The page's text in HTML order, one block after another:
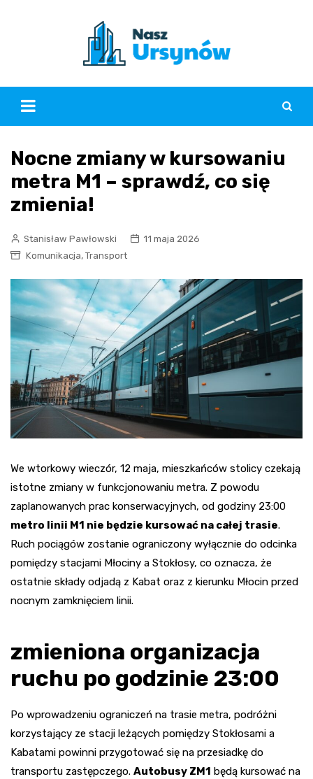
Nocne zmiany w kursowaniu
metra M1 – sprawdź, co się
zmienia!
Stanisław Pawłowski
11 maja 2026
Komunikacja, Transport
We wtorkowy wieczór, 12 maja, mieszkańców stolicy czekają
istotne zmiany w funkcjonowaniu metra. Z powodu
zaplanowanych prac konserwacyjnych, od godziny 23:00
metro linii M1 nie będzie kursować na całej trasie.
Ruch pociągów zostanie ograniczony wyłącznie do odcinka
pomiędzy stacjami Młociny a Stokłosy, co oznacza, że
ostatnie składy odjadą z Kabat oraz z kierunku Młocin przed
nocnym zamknięciem linii.
zmieniona organizacja
ruchu po godzinie 23:00
Po wprowadzeniu ograniczeń na trasie metra, podróżni
korzystający ze stacji leżących pomiędzy Stokłosami a
Kabatami powinni przygotować się na przesiadkę do
transportu zastępczego. Autobusy ZM1 będą kursować na